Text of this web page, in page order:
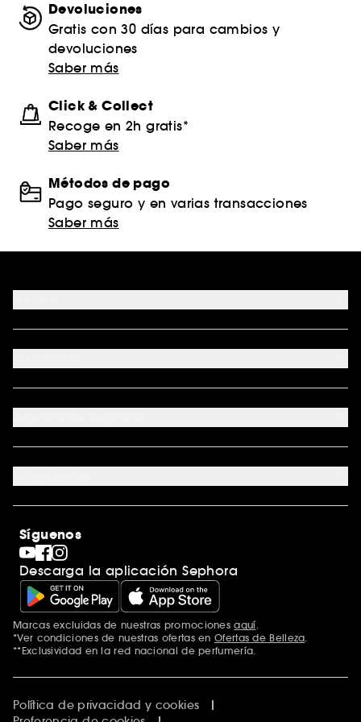
Devoluciones
Gratis con 30 días para cambios y
devoluciones
Saber más
Click & Collect
Recoge en 2h gratis*
Saber más
Métodos de pago
Pago seguro y en varias transacciones
Saber más
FAQ
Formas de pago
Tarjeta regalo física
Tarjeta regalo para empresas
Mapa del sitio
Seguimiento del pedido
Programa de Fidelidad
Trabaja con nosotros
Blog de Sephora
Descubrir Sephora
Código promocional Sephora
Rebajas
San Valentín
Día del Padre
Premio Sephora
Día de la Madre
Calendario Adviento
Singles' Day
Black Friday
Cyber Monday
Síguenos
Descarga la aplicación Sephora
Marcas excluidas de nuestras promocionesaquí.
*Ver condiciones de nuestras ofertas en Ofertas de Belleza.
**Exclusividad en la red nacional de perfumería.
Política de privacidad y cookies